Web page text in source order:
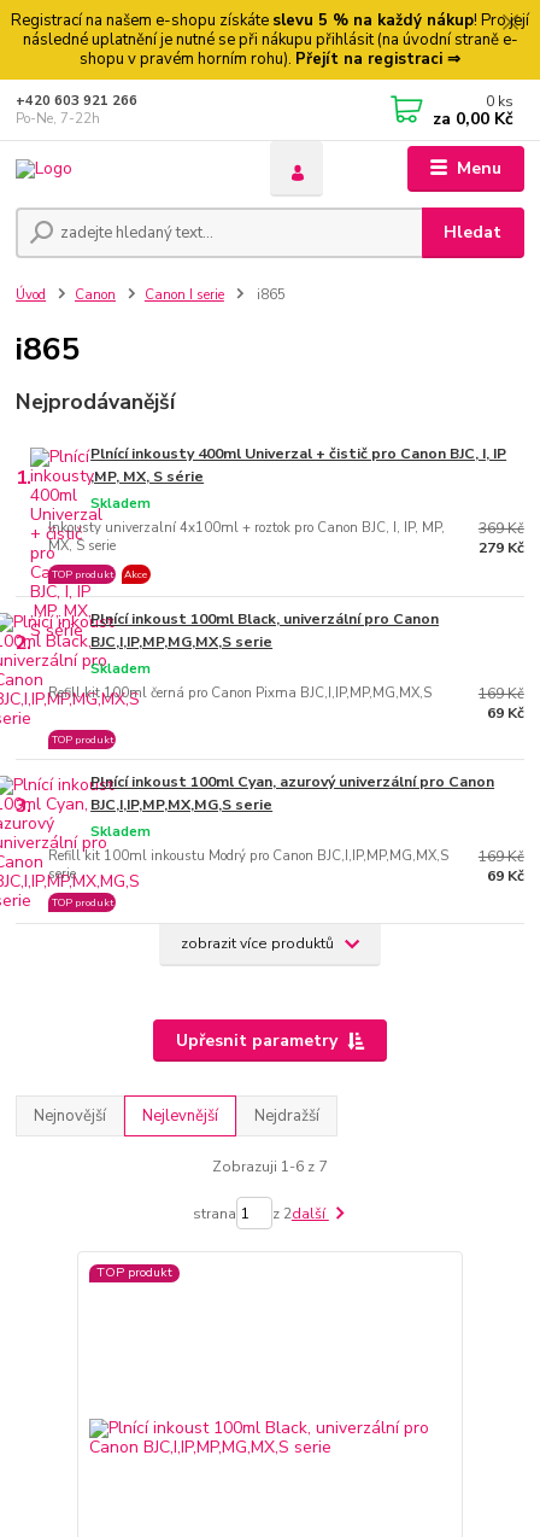
Registrací na našem e-shopu získáte slevu 5 % na každý nákup! Pro její
následné uplatnění je nutné se při nákupu přihlásit (na úvodní straně e-
shopu v pravém horním rohu). Přejít na registraci ⇒
Menu
Hledat
+420 603 921 266
Po-Ne, 7-22h
0 ks
za 0,00 Kč
Úvod Canon Canon I serie i865
i865
Nejprodávanější
1.
Plnící inkousty 400ml Univerzal + čistič pro Canon BJC, I, IP
,MP, MX, S série
Inkousty univerzalní 4x100ml + roztok pro Canon BJC, I, IP, MP,
MX, S serie
Skladem
TOP produkt Akce
369 Kč
279 Kč
2.
Plnící inkoust 100ml Black, univerzální pro Canon
BJC,I,IP,MP,MG,MX,S serie
Refill kit 100ml černá pro Canon Pixma BJC,I,IP,MP,MG,MX,S
Skladem
TOP produkt
169 Kč
69 Kč
3.
Plnící inkoust 100ml Cyan, azurový univerzální pro Canon
BJC,I,IP,MP,MX,MG,S serie
Refill kit 100ml inkoustu Modrý pro Canon BJC,I,IP,MP,MG,MX,S
serie
Skladem
TOP produkt
169 Kč
69 Kč
zobrazit více produktů
Upřesnit parametry
Nejnovější Nejlevnější Nejdražší
Zobrazuji 1-6 z 7
strana z 2další
TOP produkt